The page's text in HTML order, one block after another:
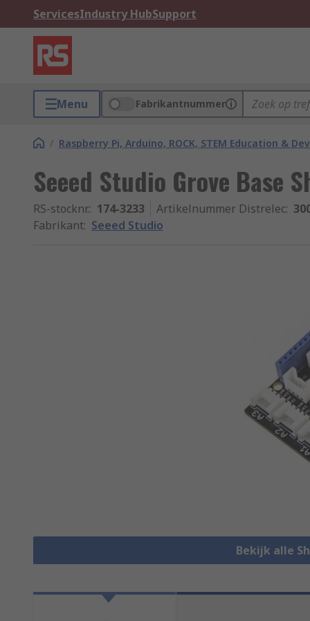
ServicesIndustry HubSupport
Menu Fabrikantnummer
/ Raspberry Pi, Arduino, ROCK, STEM Education &
Seeed Studio Grove Base
RS-stocknr.: 174-3233 Artikelnummer Distrelec:
Fabrikant: Seeed Studio
Bekijk alle